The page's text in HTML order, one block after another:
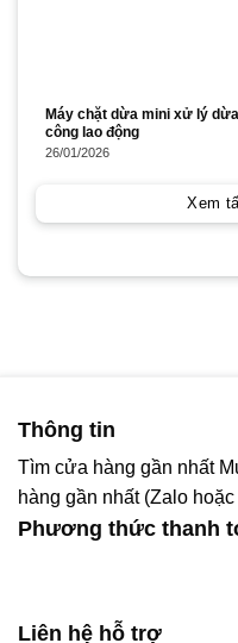
Máy chặt dừa mini xử lý
công lao động
26/01/2026
Xem
Thông tin
Tìm cửa hàng gần nhất
hàng gần nhất (Zalo
Phương thức thanh
Liên hệ hỗ trợ
giúp gì